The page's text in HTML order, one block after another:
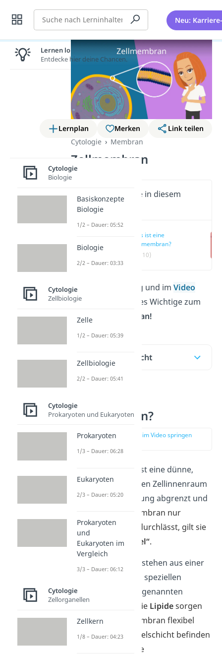
Suche Neu:
Lernplan Merken
Link teilen
Cytologie
Membran
Zellmembran
Wichtige Inhalte in diesem
Video
Was ist eine
Zellmembran?
(00:10)
In unserem Beitrag und imVideo
erklären wir dir alles Wichtige zum
Thema
Zellmembran!
Inhaltsübersicht
Was ist eine
Zellmembran?
zur Stelle im Video springen
ist eine dünne,
flexible Hülle, die den Zellinnenraum
von seiner Umgebung abgrenzt und
Da die Membran nur
bestimmte Stoffe durchlässt, gilt sie
als „semipermeabel“.
Zellmembranen bestehen aus einer
von speziellen
Fettsäuren. Den sogenannten
Die Lipidesorgen
dafür, dass die Membran flexibel
bleibt. In der Doppelschicht befinden
sich kleine Tore, die
Lernen lohnt sich!
Entdecke hier deine Chancen.
Cytologie
Biologie
Basiskonzepte
Biologie
1/2 – Dauer: 05:52
Biologie
2/2 – Dauer: 03:33
Cytologie
Zellbiologie
Zelle
1/2 – Dauer: 05:39
Zellbiologie
2/2 – Dauer: 05:41
Cytologie
Prokaryoten und Eukaryoten
Prokaryoten
1/3 – Dauer: 06:28
Eukaryoten
2/3 – Dauer: 05:20
Prokaryoten
und
Eukaryoten im
Vergleich
3/3 – Dauer: 06:12
Cytologie
Zellorganellen
Zellkern
1/8 – Dauer: 04:23